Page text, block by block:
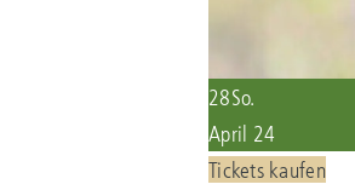
28So.
April 24
Tickets kaufen